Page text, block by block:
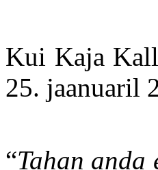
Kui Kaja
25. jaanuaril
“Tahan anda